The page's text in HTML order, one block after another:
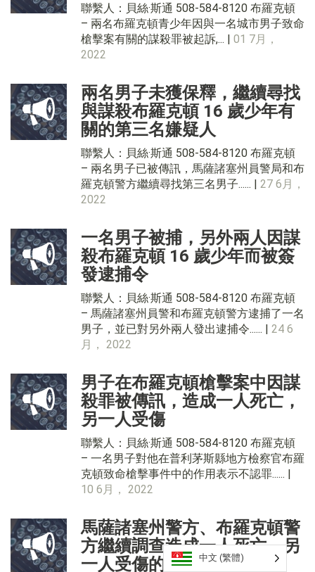
聯繫人：貝絲·斯通 508-584-8120 布羅克頓
– 兩名布羅克頓青少年因與一名城市男子致命
槍擊案有關的謀殺罪被起訴,... | 01 7月，
2022
兩名男子未獲保釋，繼續尋找
與謀殺布羅克頓 16 歲少年有
關的第三名嫌疑人
聯繫人：貝絲·斯通 508-584-8120 布羅克頓
– 兩名男子已被傳訊，馬薩諸塞州員警局和布
羅克頓警方繼續尋找第三名男子...... | 27 6月，
2022
一名男子被捕，另外兩人因謀
殺布羅克頓 16 歲少年而被簽
發逮捕令
聯繫人：貝絲·斯通 508-584-8120 布羅克頓
– 馬薩諸塞州員警和布羅克頓警方逮捕了一名
男子，並已對另外兩人發出逮捕令...... | 24 6
月， 2022
男子在布羅克頓槍擊案中因謀
殺罪被傳訊，造成一人死亡，
另一人受傷
聯繫人：貝絲·斯通 508-584-8120 布羅克頓
– 一名男子對他在普利茅斯縣地方檢察官布羅
克頓致命槍擊事件中的作用表示不認罪...... |
10 6月， 2022
馬薩諸塞州警方、布羅克頓警
方繼續調查造成一人死亡、另
一人受傷的槍擊事件
中文 (繁體)